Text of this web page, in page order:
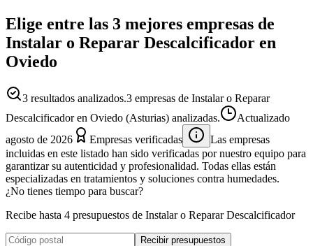
Elige entre las 3 mejores empresas de
Instalar o Reparar Descalcificador en
Oviedo
3 resultados analizados.3 empresas de Instalar o Reparar
Descalcificador en Oviedo (Asturias) analizadas.
Actualizado
agosto de 2026
Empresas verificadas
Las empresas
incluidas en este listado han sido verificadas por nuestro equipo para
garantizar su autenticidad y profesionalidad. Todas ellas están
especializadas en tratamientos y soluciones contra humedades.
¿No tienes tiempo para buscar?
Recibe hasta 4 presupuestos de Instalar o Reparar Descalcificador
Recibir presupuestos